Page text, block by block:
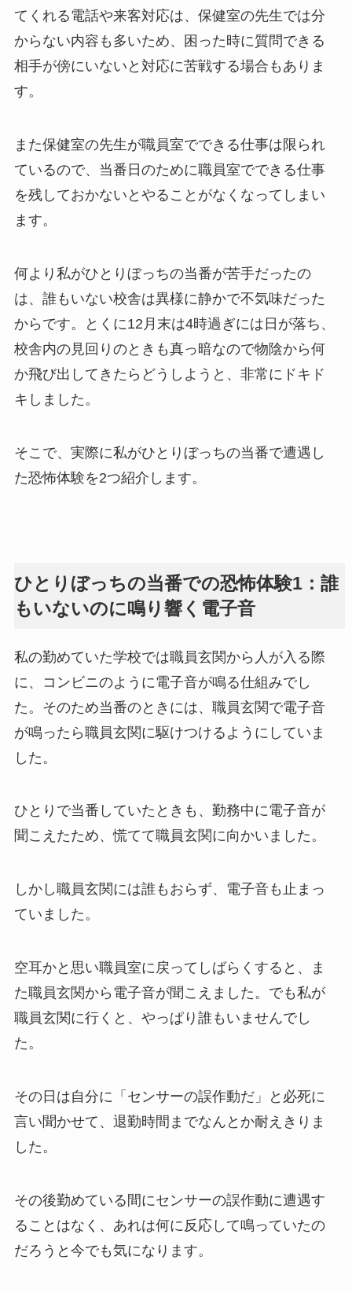
てくれる電話や来客対応は、保健室の先生では分
からない内容も多いため、困った時に質問できる
相手が傍にいないと対応に苦戦する場合もありま
す。
また保健室の先生が職員室でできる仕事は限られ
ているので、当番日のために職員室でできる仕事
を残しておかないとやることがなくなってしまい
ます。
何より私がひとりぼっちの当番が苦手だったの
は、誰もいない校舎は異様に静かで不気味だった
からです。とくに12月末は4時過ぎには日が落ち、
校舎内の見回りのときも真っ暗なので物陰から何
か飛び出してきたらどうしようと、非常にドキド
キしました。
そこで、実際に私がひとりぼっちの当番で遭遇し
た恐怖体験を2つ紹介します。
ひとりぼっちの当番での恐怖体験1：誰
もいないのに鳴り響く電子音
私の勤めていた学校では職員玄関から人が入る際
に、コンビニのように電子音が鳴る仕組みでし
た。そのため当番のときには、職員玄関で電子音
が鳴ったら職員玄関に駆けつけるようにしていま
した。
ひとりで当番していたときも、勤務中に電子音が
聞こえたため、慌てて職員玄関に向かいました。
しかし職員玄関には誰もおらず、電子音も止まっ
ていました。
空耳かと思い職員室に戻ってしばらくすると、ま
た職員玄関から電子音が聞こえました。でも私が
職員玄関に行くと、やっぱり誰もいませんでし
た。
その日は自分に「センサーの誤作動だ」と必死に
言い聞かせて、退勤時間までなんとか耐えきりま
した。
その後勤めている間にセンサーの誤作動に遭遇す
ることはなく、あれは何に反応して鳴っていたの
だろうと今でも気になります。